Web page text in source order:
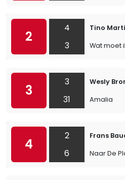
2
4
3
Tino
Wat moet
3
3
31
Wesly
Amalia
4
2
6
Frans
Naar De